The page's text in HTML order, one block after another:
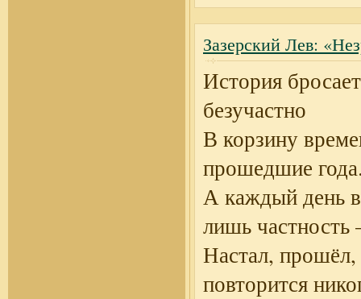
Зазерский Лев:
История бросает
безучастно
В корзину
прошедшие
А каждый день
лишь частность
Настал, прошёл,
повторится